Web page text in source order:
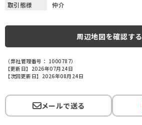
取引態様
仲介
周辺地図を確認する
（弊社管理番号： 1000787）
【更新日】2026年07月24日
【次回更新日】2026年08月24日
メールで送る